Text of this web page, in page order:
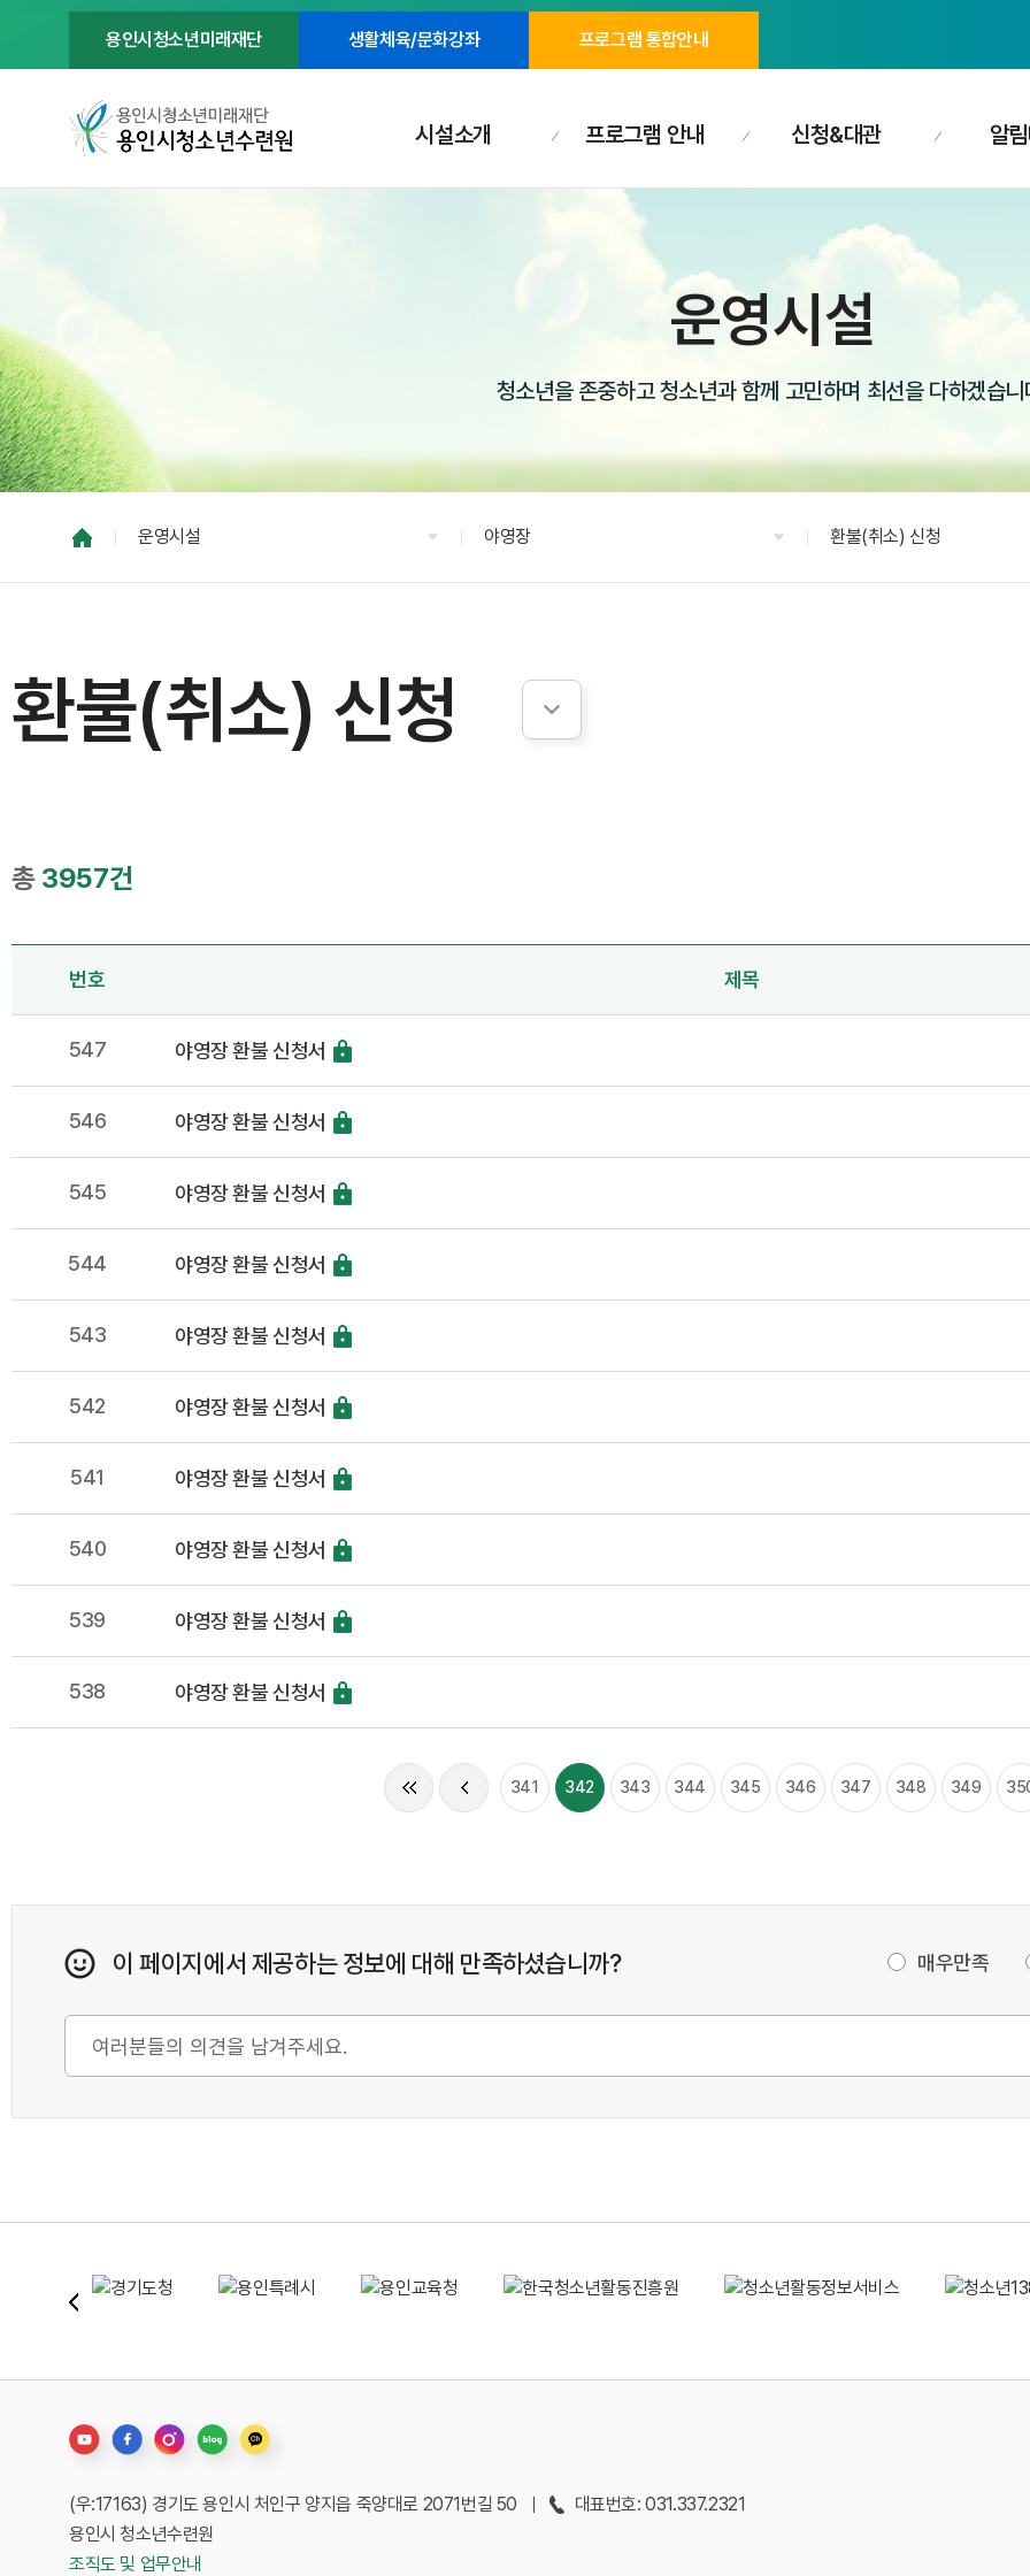
용인시청소년미래재단 생활체육/문화강좌 프로그램 통합안내
시설소개 프로그램 안내 신청&대관 알
운영시설
청소년을 존중하고 청소년과 함께 고민하며 최선을 다하겠습니
운영시설 야영장 환불(취소) 신청
환불(취소) 신청
총 3957건
번호 제목
547 야영장 환불 신청서
546 야영장 환불 신청서
545 야영장 환불 신청서
544 야영장 환불 신청서
543 야영장 환불 신청서
542 야영장 환불 신청서
541 야영장 환불 신청서
540 야영장 환불 신청서
539 야영장 환불 신청서
538 야영장 환불 신청서
341 342 343 344 345 346 347 348 349
이 페이지에서 제공하는 정보에 대해 만족하셨습니까? 매우만족
(우:17163) 경기도 용인시 처인구 양지읍 죽양대로 2071번길 50
대표번호: 031.337.2321
용인시 청소년수련원
조직도 및 업무안내